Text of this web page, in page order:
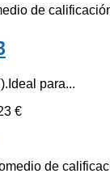
de
para...
€
de